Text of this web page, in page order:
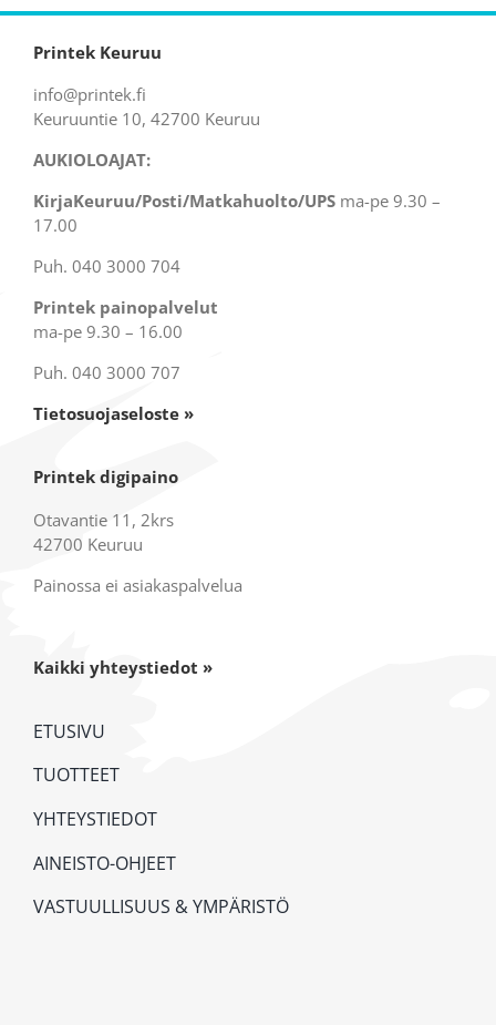
Printek Keuruu
info@printek.fi
Keuruuntie 10, 42700 Keuruu
AUKIOLOAJAT:
KirjaKeuruu/Posti/Matkahuolto/UPSma-pe 9.30 –
17.00
Puh. 040 3000 704
Printek painopalvelut
ma-pe 9.30 – 16.00
Puh. 040 3000 707
Tietosuojaseloste »
Printek digipaino
Otavantie 11, 2krs
42700 Keuruu
Painossa ei asiakaspalvelua
Kaikki yhteystiedot »
ETUSIVU
TUOTTEET
YHTEYSTIEDOT
AINEISTO-OHJEET
VASTUULLISUUS & YMPÄRISTÖ